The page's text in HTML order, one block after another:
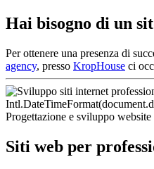
Hai bisogno di un
Per ottenere una presenza di
agency, presso KropHouse ci
Progettazione e sviluppo website
Siti web per